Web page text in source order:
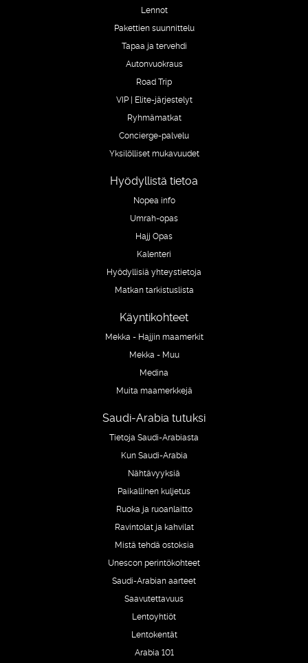
Lennot
Pakettien suunnittelu
Tapaa ja tervehdi
Autonvuokraus
Road Trip
VIP | Elite-järjestelyt
Ryhmämatkat
Concierge-palvelu
Yksilölliset mukavuudet
Hyödyllistä tietoa
Nopea info
Umrah-opas
Hajj Opas
Kalenteri
Hyödyllisiä yhteystietoja
Matkan tarkistuslista
Käyntikohteet
Mekka - Hajjin maamerkit
Mekka - Muu
Medina
Muita maamerkkejä
Saudi-Arabia tutuksi
Tietoja Saudi-Arabiasta
Kun Saudi-Arabia
Nähtävyyksiä
Paikallinen kuljetus
Ruoka ja ruoanlaitto
Ravintolat ja kahvilat
Mistä tehdä ostoksia
Unescon perintökohteet
Saudi-Arabian aarteet
Saavutettavuus
Lentoyhtiöt
Lentokentät
Arabia 101